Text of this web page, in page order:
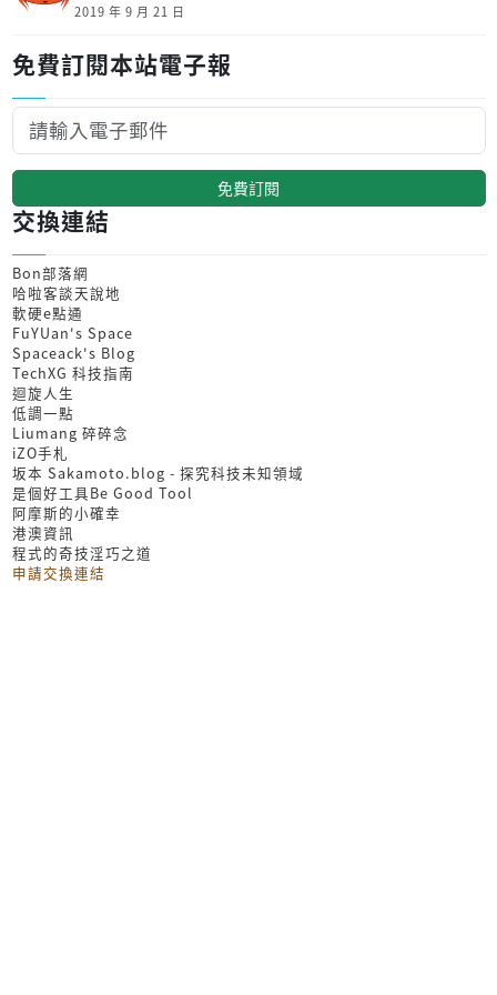
2019 年 9 月 21 日
免費訂閱本站電子報
免費訂閱
交換連結
Bon部落網
哈啦客談天說地
軟硬e點通
FuYUan's Space
Spaceack's Blog
TechXG 科技指南
迴旋人生
低調一點
Liumang 碎碎念
iZO手札
坂本 Sakamoto.blog - 探究科技未知領域
是個好工具Be Good Tool
阿摩斯的小確幸
港澳資訊
程式的奇技淫巧之道
申請交換連結